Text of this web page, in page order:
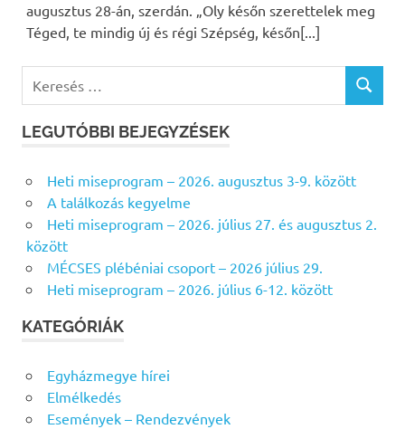
augusztus 28-án, szerdán. „Oly későn szerettelek meg
Téged, te mindig új és régi Szépség, későn[...]
e
é
s
f
o
r
K
É
LEGUTÓBBI BEJEGYZÉSEK
Heti miseprogram – 2026. augusztus 3-9. között
A találkozás kegyelme
Heti miseprogram – 2026. július 27. és augusztus 2.
között
MÉCSES plébéniai csoport – 2026 július 29.
Heti miseprogram – 2026. július 6-12. között
KATEGÓRIÁK
Egyházmegye hírei
Elmélkedés
Események – Rendezvények